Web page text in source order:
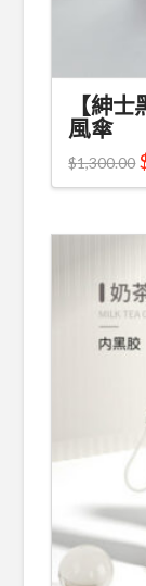
【紳
風傘
$1,300.00